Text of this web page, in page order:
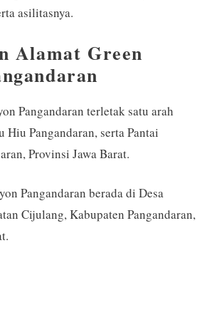
asilitasnya.
Alamat Green
Pangandaran terletak satu arah
Hiu Pangandaran, serta Pantai
Provinsi Jawa Barat.
Pangandaran berada di Desa
Cijulang, Kabupaten Pangandaran,